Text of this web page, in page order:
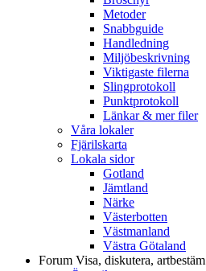
Metoder
Snabbguide
Handledning
Miljöbeskrivning
Viktigaste filerna
Slingprotokoll
Punktprotokoll
Länkar & mer filer
Våra lokaler
Fjärilskarta
Lokala sidor
Gotland
Jämtland
Närke
Västerbotten
Västmanland
Västra Götaland
Forum Visa, diskutera, artbestäm